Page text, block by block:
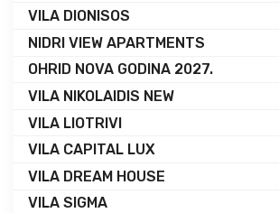
VILA DIONISOS
NIDRI VIEW APARTMENTS
OHRID NOVA GODINA 2027.
VILA NIKOLAIDIS NEW
VILA LIOTRIVI
VILA CAPITAL LUX
VILA DREAM HOUSE
VILA SIGMA